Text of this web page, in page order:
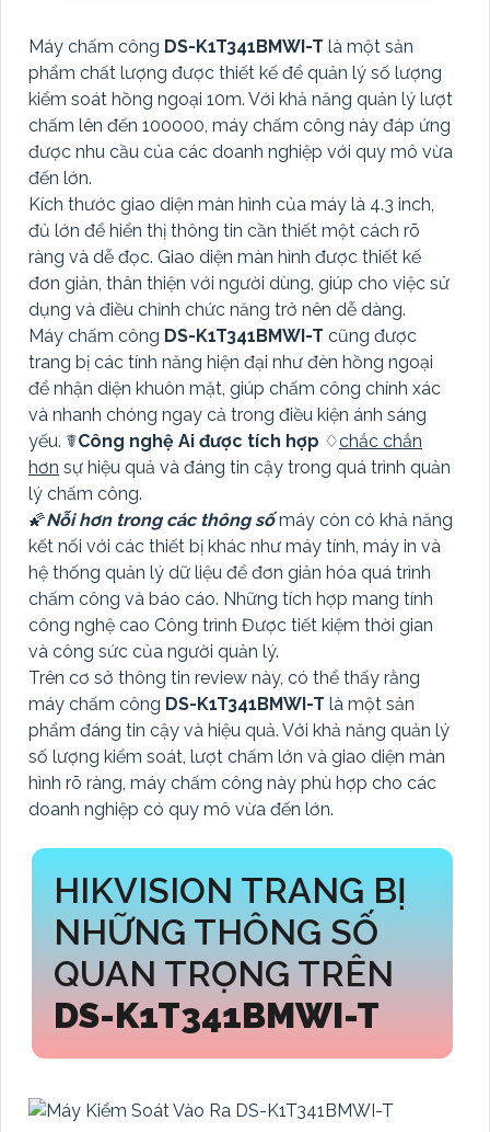
Máy chấm công DS-K1T341BMWI-T là một sản
phẩm chất lượng được thiết kế để quản lý số lượng
kiểm soát hồng ngoại 10m. Với khả năng quản lý lượt
chấm lên đến 100000, máy chấm công này đáp ứng
được nhu cầu của các doanh nghiệp với quy mô vừa
đến lớn.
Kích thước giao diện màn hình của máy là 4.3 inch,
đủ lớn để hiển thị thông tin cần thiết một cách rõ
ràng và dễ đọc. Giao diện màn hình được thiết kế
đơn giản, thân thiện với người dùng, giúp cho việc sử
dụng và điều chỉnh chức năng trở nên dễ dàng.
Máy chấm công DS-K1T341BMWI-T cũng được
trang bị các tính năng hiện đại như đèn hồng ngoại
để nhận diện khuôn mặt, giúp chấm công chính xác
và nhanh chóng ngay cả trong điều kiện ánh sáng
yếu. ☤Công nghệ Ai được tích hợp ♢chắc chắn
hơn sự hiệu quả và đáng tin cậy trong quá trình quản
lý chấm công.
🌠Nỗi hơn trong các thông sốmáy còn có khả năng
kết nối với các thiết bị khác như máy tính, máy in và
hệ thống quản lý dữ liệu để đơn giản hóa quá trình
chấm công và báo cáo. Những tích hợp mang tính
công nghệ cao Công trình Được tiết kiệm thời gian
và công sức của người quản lý.
Trên cơ sở thông tin review này, có thể thấy rằng
máy chấm công DS-K1T341BMWI-T là một sản
phẩm đáng tin cậy và hiệu quả. Với khả năng quản lý
số lượng kiểm soát, lượt chấm lớn và giao diện màn
hình rõ ràng, máy chấm công này phù hợp cho các
doanh nghiệp có quy mô vừa đến lớn.
HIKVISION TRANG BỊ
NHỮNG THÔNG SỐ
QUAN TRỌNG TRÊN
DS-K1T341BMWI-T